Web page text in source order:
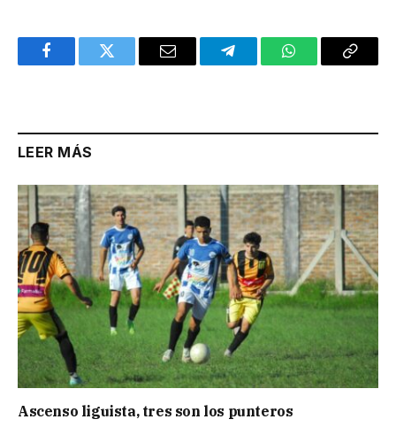
FacebookTwitter Email TelegramWhatsAppCopy
LEER MÁS
Ascenso liguista, tres son los punteros